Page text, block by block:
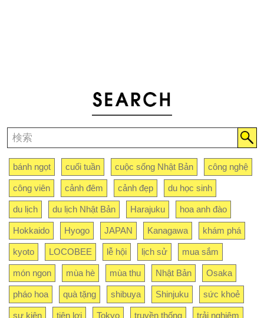
bánh ngọt cuối tuần cuộc sống Nhật Bản công nghệ
công viên cảnh đêm cảnh đẹp du học sinh
du lịch du lịch Nhật Bản Harajuku hoa anh đào
Hokkaido Hyogo JAPAN Kanagawa khám phá
kyoto LOCOBEE lễ hội lịch sử mua sắm
món ngon mùa hè mùa thu Nhật Bản Osaka
pháo hoa quà tặng shibuya Shinjuku sức khoẻ
sự kiện tiện lợi Tokyo truyền thống trải nghiệm